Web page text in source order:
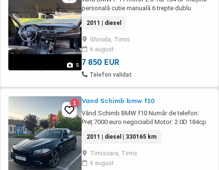
5
personală cutie manuală 6 trepte dublu
remorcat mai multe detalii în privat!
2011 | diesel
Ghiroda, Timis
6 august
7 850 EUR
Telefon validat
1 Vand Schimb bmw f10
Vând Schimb BMW f10 Număr de telefon:
Preț:7000 euro negociabil Motor: 2.0D 184cp
cu anvelope noi Dotări: Încălzire în
scaune,Faruri bi xenon,climă dublă,pachet M
Mașina se prezintă într-o stare perfectă și
toate actele sunt la zi. Se oferă fiscal în ziua ...
2011 | diesel | 330165 km
Timisoara, Timis
6 august